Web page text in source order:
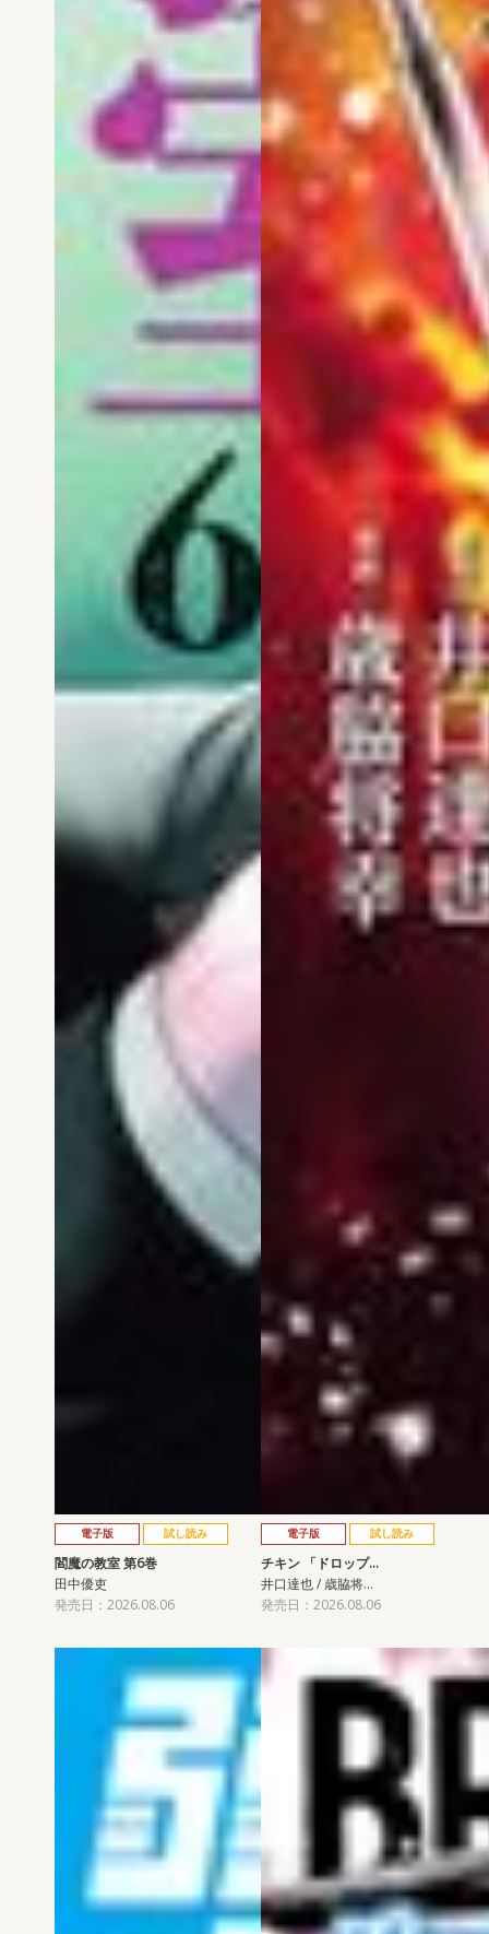
電子版 試し読み
閻魔の教室 第6巻
田中優吏
発売日：2026.08.06
電子版 試し読み
チキン 「ドロップ…
井口達也 / 歳脇将…
発売日：2026.08.06